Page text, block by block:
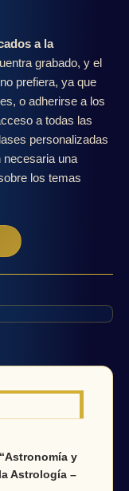
a la
grabado, y el
prefiera, ya que
o adherirse a los
a todas las
personalizadas
necesaria una
los temas
y
Astrología –